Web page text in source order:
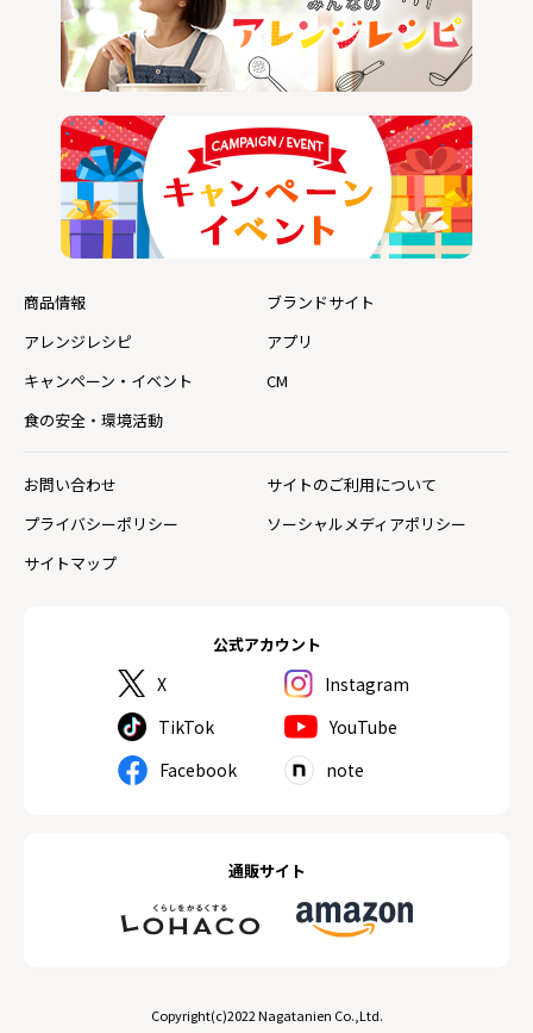
公式アカウント
X
Instagram
TikTok
YouTube
Facebook
note
通販サイト
商品情報
ブランドサイト
アレンジレシピ
アプリ
キャンペーン・イベント
CM
食の安全・環境活動
お問い合わせ
サイトのご利用について
プライバシーポリシー
ソーシャルメディアポリシー
サイトマップ
Copyright(c)2022 Nagatanien Co.,Ltd.